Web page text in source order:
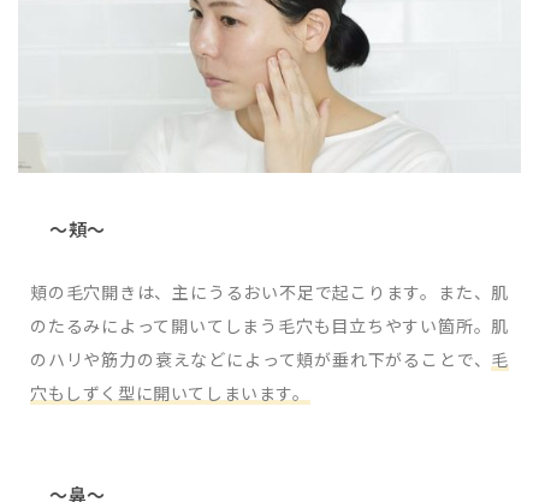
～頬～
頬の毛穴開きは、主にうるおい不足で起こります。また、肌
のたるみによって開いてしまう毛穴も目立ちやすい箇所。肌
のハリや筋力の衰えなどによって頬が垂れ下がることで、 毛
穴もしずく型に開いてしまいます。
～鼻～